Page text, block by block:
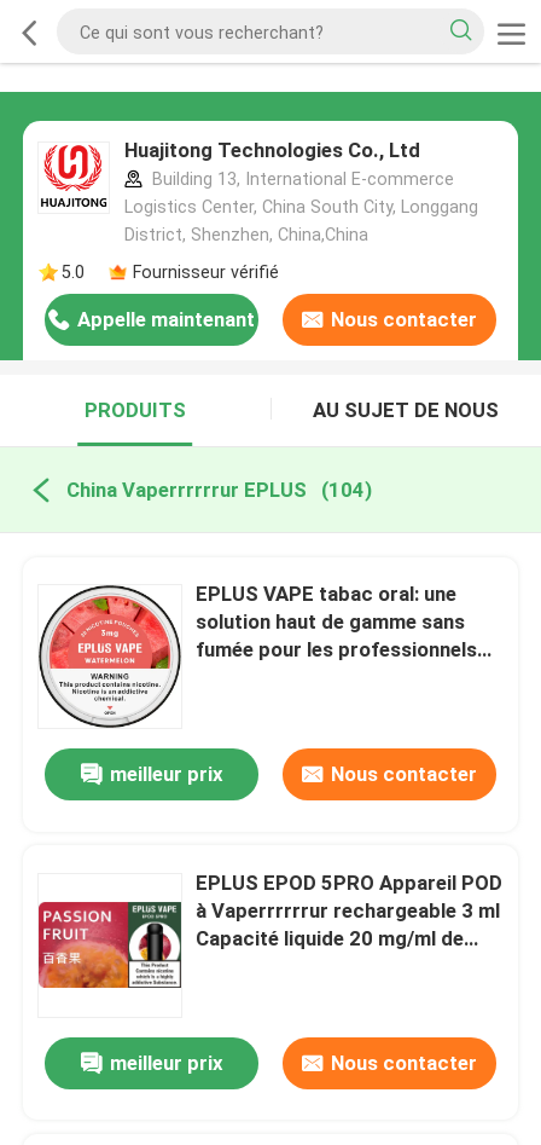
Huajitong Technologies Co., Ltd
Building 13, International E-commerce
Logistics Center, China South City, Longgang
District, Shenzhen, China,China
5.0
Fournisseur vérifié
Appelle maintenant Nous contacter
PRODUITS AU SUJET DE NOUS
China Vaperrrrrrur EPLUS (104)
EPLUS VAPE tabac oral: une
solution haut de gamme sans
fumée pour les professionnels
meilleur prix Nous contacter
EPLUS EPOD 5PRO Appareil POD
à Vaperrrrrrur rechargeable 3 ml
Capacité liquide 20 mg/ml de
meilleur prix Nous contacter